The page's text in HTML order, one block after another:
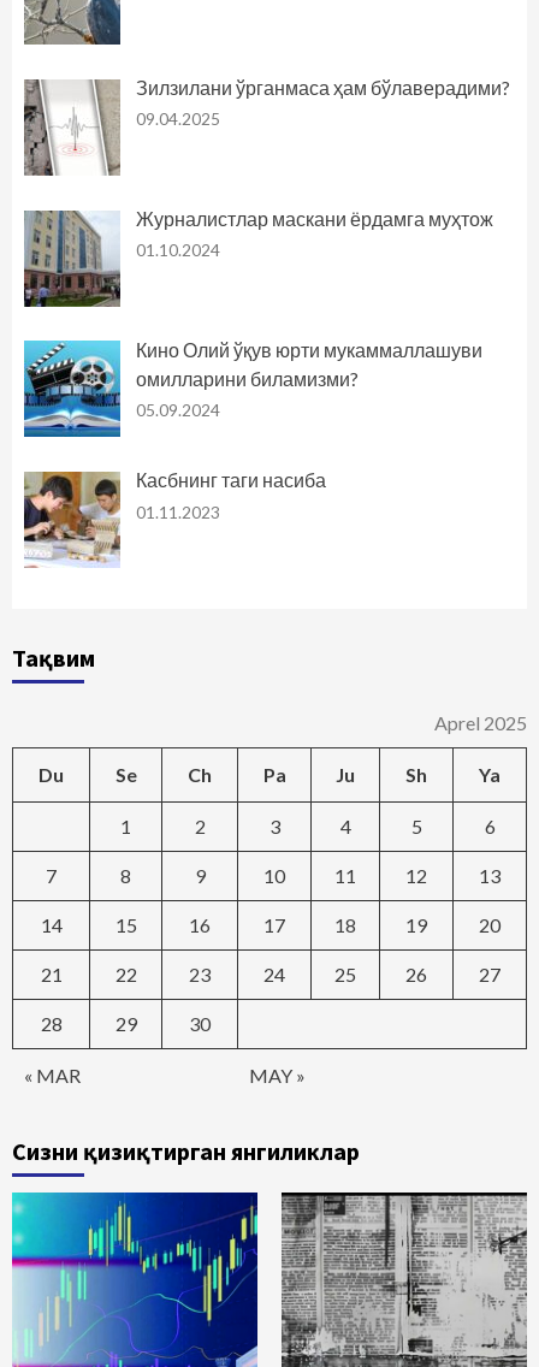
Зилзилани ўрганмаса ҳам бўлаверадими?
09.04.2025
Журналистлар маскани ёрдамга муҳтож
01.10.2024
Кино Олий ўқув юрти мукаммаллашуви
омилларини биламизми?
05.09.2024
Касбнинг таги насиба
01.11.2023
Тақвим
Aprel 2025
Du Se Ch Pa Ju Sh Ya
« MAR MAY »
1 2 3 4 5 6
7 8 9 10 11 12 13
14 15 16 17 18 19 20
21 22 23 24 25 26 27
28 29 30
Сизни қизиқтирган янгиликлар